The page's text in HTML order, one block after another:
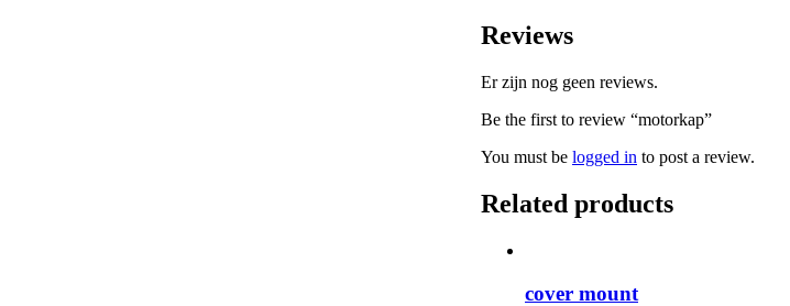
Reviews
Er zijn nog geen reviews.
Be the first to review “motorkap”
You must be logged in to post a review.
Related products
cover mount